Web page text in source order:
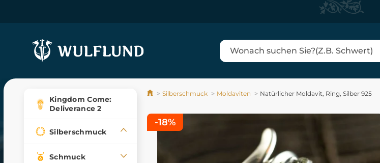
Kingdom Come:
Deliverance 2
Silberschmuck
Schmuck
Silberschmuck Moldaviten Natürlicher Moldavit, Ring, Silber 925
-18%